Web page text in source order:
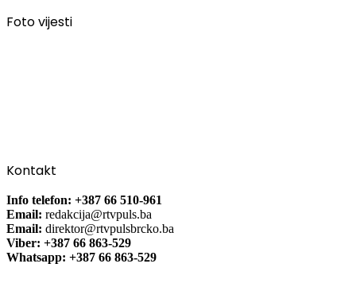
Foto vijesti
Kontakt
Info telefon: +387 66 510-961
Email: redakcija@rtvpuls.ba
Email: direktor@rtvpulsbrcko.ba
Viber: +387 66 863-529
Whatsapp: +387 66 863-529